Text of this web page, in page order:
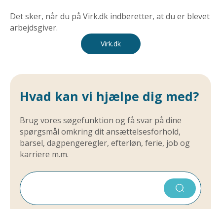
Det sker, når du på Virk.dk indberetter, at du er blevet
arbejdsgiver.
Virk.dk
Hvad kan vi hjælpe dig med?
Brug vores søgefunktion og få svar på dine
spørgsmål omkring dit ansættelsesforhold,
barsel, dagpengeregler, efterløn, ferie, job og
karriere m.m.